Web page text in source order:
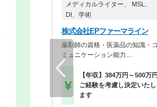
メディカルライター、 MSL、
DI、学術
株式会社EPファーマライン
薬剤師の資格・医薬品の知識・コ
ミュニケーション能力…
【年収】384万円～500万円
ご経験を考慮し決定いたし
ます